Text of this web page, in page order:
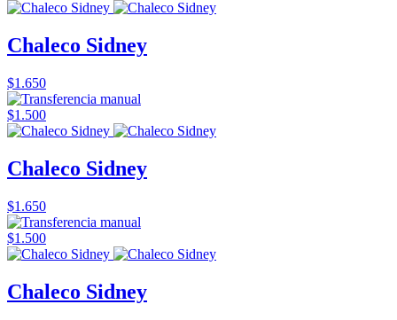
Chaleco Sidney
$1.650
$1.500
Chaleco Sidney
$1.650
$1.500
Chaleco Sidney